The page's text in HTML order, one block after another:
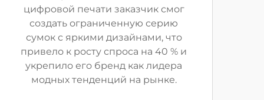
цифровой печати заказчик смог
создать ограниченную серию
сумок с яркими дизайнами, что
привело к росту спроса на 40 % и
укрепило его бренд как лидера
модных тенденций на рынке.